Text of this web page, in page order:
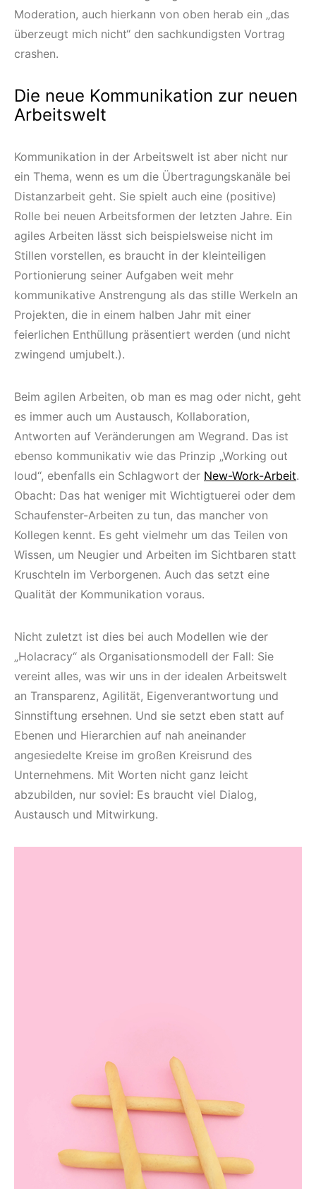
Moderation, auch hierkann von oben herab ein „das
überzeugt mich nicht“ den sachkundigsten Vortrag
crashen.
Die neue Kommunikation zur neuen
Arbeitswelt
Kommunikation in der Arbeitswelt ist aber nicht nur
ein Thema, wenn es um die Übertragungskanäle bei
Distanzarbeit geht. Sie spielt auch eine (positive)
Rolle bei neuen Arbeitsformen der letzten Jahre. Ein
agiles Arbeiten lässt sich beispielsweise nicht im
Stillen vorstellen, es braucht in der kleinteiligen
Portionierung seiner Aufgaben weit mehr
kommunikative Anstrengung als das stille Werkeln an
Projekten, die in einem halben Jahr mit einer
feierlichen Enthüllung präsentiert werden (und nicht
zwingend umjubelt.).
Beim agilen Arbeiten, ob man es mag oder nicht, geht
es immer auch um Austausch, Kollaboration,
Antworten auf Veränderungen am Wegrand. Das ist
ebenso kommunikativ wie das Prinzip „Working out
loud“, ebenfalls ein Schlagwort der New-Work-Arbeit.
Obacht: Das hat weniger mit Wichtigtuerei oder dem
Schaufenster-Arbeiten zu tun, das mancher von
Kollegen kennt. Es geht vielmehr um das Teilen von
Wissen, um Neugier und Arbeiten im Sichtbaren statt
Kruschteln im Verborgenen. Auch das setzt eine
Qualität der Kommunikation voraus.
Nicht zuletzt ist dies bei auch Modellen wie der
„Holacracy“ als Organisationsmodell der Fall: Sie
vereint alles, was wir uns in der idealen Arbeitswelt
an Transparenz, Agilität, Eigenverantwortung und
Sinnstiftung ersehnen. Und sie setzt eben statt auf
Ebenen und Hierarchien auf nah aneinander
angesiedelte Kreise im großen Kreisrund des
Unternehmens. Mit Worten nicht ganz leicht
abzubilden, nur soviel: Es braucht viel Dialog,
Austausch und Mitwirkung.